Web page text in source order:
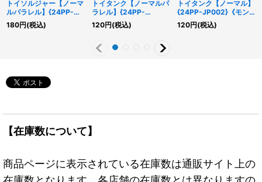
トイソルジャー【ノーマ
ルパラレル】{24PP-
JP001}《モンスター》
180円(税込)
トイタンク【ノーマルパ
ラレル】{24PP-
JP002}《モンスター》
120円(税込)
トイタンク【ノーマル】
{24PP-JP002}《モン
スター》
120円(税込)
【在庫数について】
商品ページに表示されている在庫数は通販サイト上の